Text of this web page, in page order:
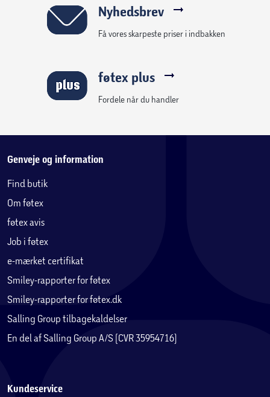
Nyhedsbrev
Få vores skarpeste priser i indbakken
føtex plus
Fordele når du handler
Genveje og information
Find butik
Om føtex
føtex avis
Job i føtex
e-mærket certifikat
Smiley-rapporter for føtex
Smiley-rapporter for føtex.dk
Salling Group tilbagekaldelser
En del af Salling Group A/S (CVR 35954716)
Kundeservice